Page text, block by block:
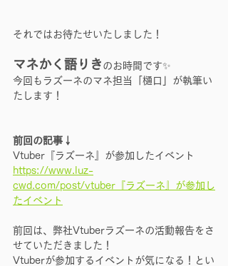
それではお待たせいたしました！
マネかく語りき のお時間です✨
今回もラズーネのマネ担当「樋口」が執筆い
たします！
前回の記事↓
Vtuber『ラズーネ』が参加したイベント
https://www.luz-
cwd.com/post/vtuber『ラズーネ』が参加し
たイベント
前回は、弊社Vtuberラズーネの活動報告をさ
せていただきました！
Vtuberが参加するイベントが気になる！とい